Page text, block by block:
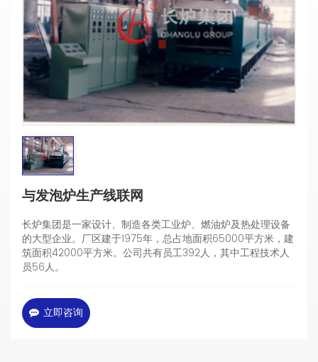
与发泡炉生产线联网
长炉集团是一家设计、制造各类工业炉、燃油炉及热处理设备
的大型企业。厂区建于1975年，总占地面积65000平方米，建
筑面积42000平方米。公司共有员工392人，其中工程技术人
员56人。
立即咨询